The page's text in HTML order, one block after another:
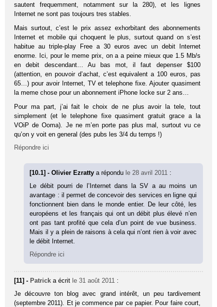
sautent frequemment, notamment sur la 280), et les lignes
Internet ne sont pas toujours tres stables.
Mais surtout, c’est le prix assez exhorbitant des abonnements
Internet et mobile qui choquent le plus, surtout quand on s’est
habitue au triple-play Free a 30 euros avec un debit Internet
enorme. Ici, pour le meme prix, on a a peine mieux que 1.5 Mb/s
en debit descendant… Au bas mot, il faut depenser $100
(attention, en pouvoir d’achat, c’est equivalent a 100 euros, pas
65…) pour avoir Internet, TV et telephone fixe. Ajouter quasiment
la meme chose pour un abonnement iPhone locke sur 2 ans…
Pour ma part, j’ai fait le choix de ne plus avoir la tele, tout
simplement (et le telephone fixe quasiment gratuit grace a la
VOiP de Ooma). Je ne m’en porte pas plus mal, surtout vu ce
qu’on y voit en general (des pubs les 3/4 du temps !)
Répondre ici
[10.1] - Olivier Ezrattya répondu le 28 avril 2011 :
Le débit pourri de l’Internet dans la SV a au moins un
avantage : il permet de concevoir des services en ligne qui
fonctionnent bien dans le monde entier. De leur côté, les
européens et les français qui ont un débit plus élevé n’en
ont pas tant profité que cela d’un point de vue business.
Mais il y a plein de raisons à cela qui n’ont rien à voir avec
le débit Internet.
Répondre ici
[11] - Patrick a écrit le 31 août 2011 :
Je découvre ton blog avec grand intérêt, un peu tardivement
(septembre 2011). Et je commence par ce papier. Pour faire court,